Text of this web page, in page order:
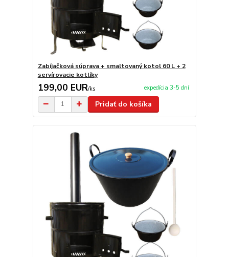
Zabíjačková súprava + smaltovaný kotol 60 L + 2
servírovacie kotlíky
199,00 EUR/ks expedícia 3-5 dní
Pridať do košíka